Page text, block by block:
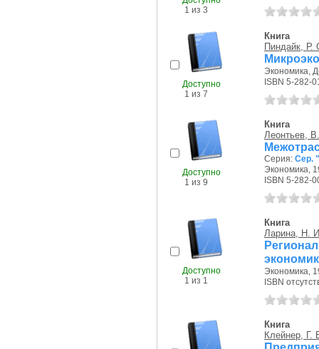
1 из 3
Доступно
1 из 7
Книга
Пиндайк, Р.
Экономика,
ISBN 5-282-
Доступно
1 из 9
Книга
Леонтьев, В.
Серия: Сер.
Экономика,
ISBN 5-282-
Доступно
1 из 1
Книга
Ларина, Н.
Экономика,
ISBN
Книга
Клейнер, Г.